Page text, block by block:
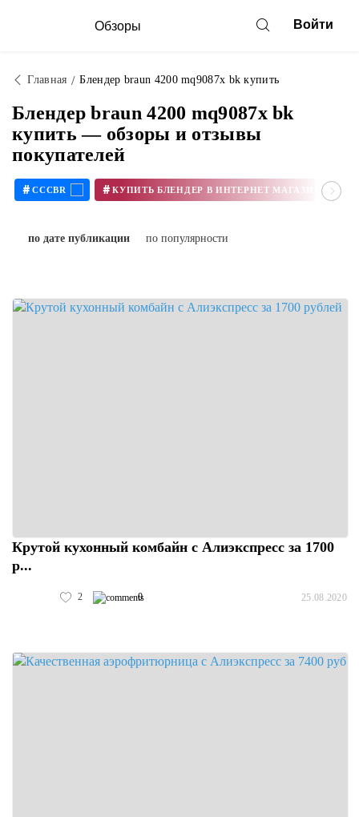
Обзоры Войти
Главная Блендер braun 4200 mq9087x bk купить
Блендер braun 4200 mq9087x bk
купить — обзоры и отзывы
покупателей
# CCCBR #
по дате публикации по популярности
Крутой кухонный комбайн с Алиэкспресс за 1700
р...
2 0 25.08.2020